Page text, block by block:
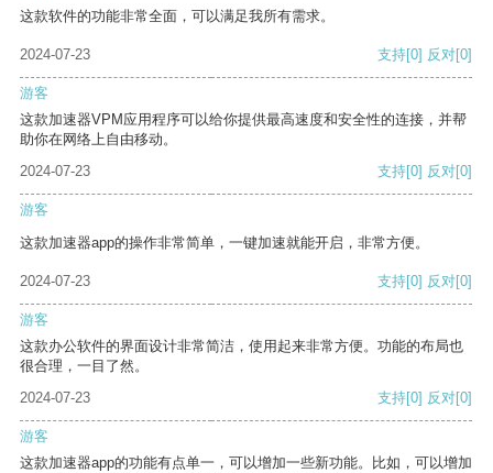
这款软件的功能非常全面，可以满足我所有需求。
2024-07-23 支持[0] 反对[0]
游客
这款加速器VPM应用程序可以给你提供最高速度和安全性的连接，并帮
助你在网络上自由移动。
2024-07-23
支持[0] 反对[0]
游客
这款加速器app的操作非常简单，一键加速就能开启，非常方便。
2024-07-23 支持[0] 反对[0]
游客
这款办公软件的界面设计非常简洁，使用起来非常方便。功能的布局也
很合理，一目了然。
2024-07-23
支持[0] 反对[0]
游客
这款加速器app的功能有点单一，可以增加一些新功能。比如，可以增加